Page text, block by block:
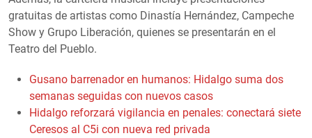
gratuitas de artistas como Dinastía Hernández, Campeche
Show y Grupo Liberación, quienes se presentarán en el
Teatro del Pueblo.
Gusano barrenador en humanos: Hidalgo suma dos
semanas seguidas con nuevos casos
Hidalgo reforzará vigilancia en penales: conectará siete
Ceresos al C5i con nueva red privada